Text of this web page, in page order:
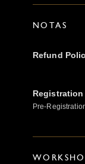
NOTAS
Refund
Pre-